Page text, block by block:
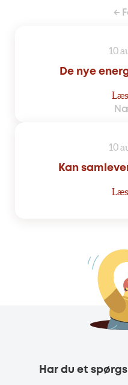
←
10
De nye
10
Kan
Har du et